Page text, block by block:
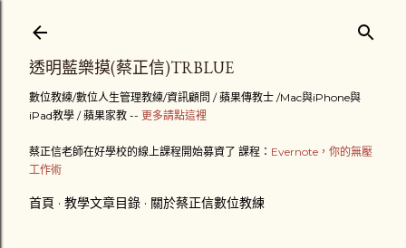
透明藍樂摸(蔡正信)TRBLUE
數位教練/數位人生管理教練/資訊顧問 / 蘋果傳教士 /Mac與iPhone與
iPad教學 / 蘋果家教 -- 更多請點這裡
蔡正信老師在好學校的線上課程開始募資了 課程： Evernote，你的無壓
工作術
首頁 教學文章目錄 關於蔡正信數位教練